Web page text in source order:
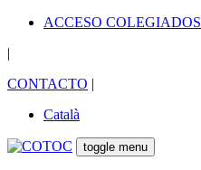
ACCESO COLEGIADOS
|
CONTACTO |
Català
toggle menu